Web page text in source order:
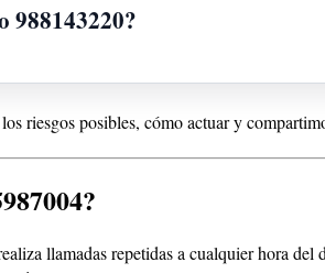
988143220?
riesgos posibles, cómo actuar y
llamadas repetidas a cualquier hora del